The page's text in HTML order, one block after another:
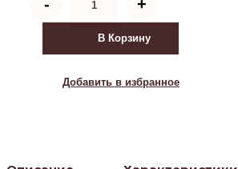
-
товара
Кресло
РЕТРО
(беленый
/
+
В Корзину
Добавить в избранное